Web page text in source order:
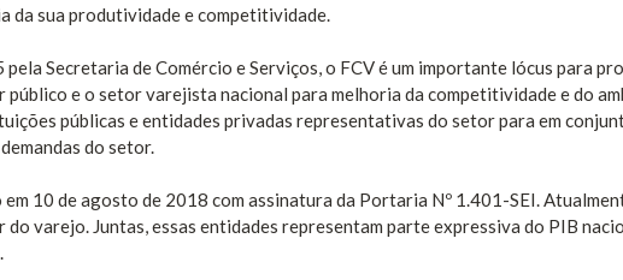
da sua produtividade e competitividade.
Secretaria de Comércio e Serviços, o FCV é um importante lócus para
e o setor varejista nacional para melhoria da competitividade e do
públicas e entidades privadas representativas do setor para em
do setor.
10 de agosto de 2018 com assinatura da Portaria Nº 1.401-SEI.
varejo. Juntas, essas entidades representam parte expressiva do PIB